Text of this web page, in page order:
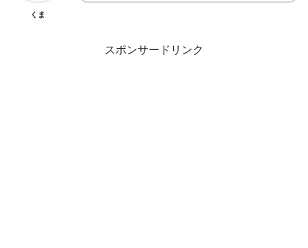
くま
スポンサードリンク